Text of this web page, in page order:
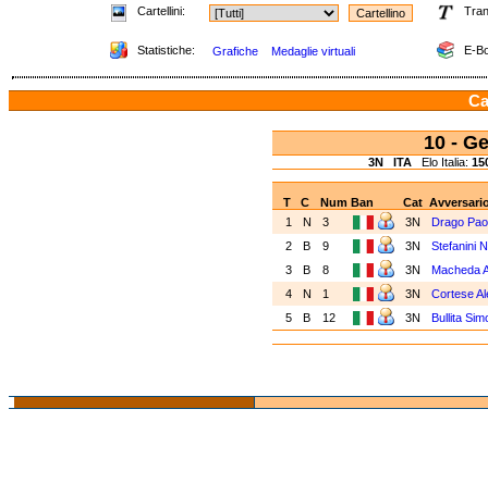
Cartellini:
Statistiche: Grafiche Medaglie virtuali E-
10 -
3N ITAElo Italia:
T C NumBan Cat
1
N 3 3N
Drago
2
B 9 3N
Stefanini
3
B 8 3N
Macheda
4
N 1 3N
Cortese
5
B 12 3N Bullita